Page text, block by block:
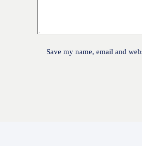
Save my name, email and